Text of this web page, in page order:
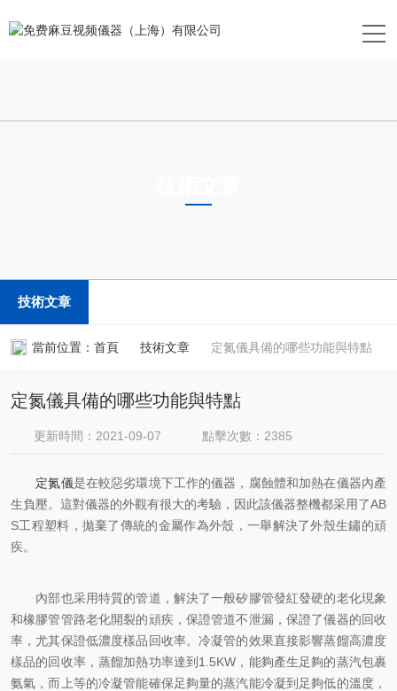
技術文章
當前位置： 首頁 技術文章 定氮儀具備的哪些功能與特點
定氮儀具備的哪些功能與特點
更新時間：2021-09-07 點擊次數：2385
定氮儀是在較惡劣環境下工作的儀器，腐蝕體和加熱在儀器內產
生負壓。這對儀器的外觀有很大的考驗，因此該儀器整機都采用了AB
S工程塑料，拋棄了傳統的金屬作為外殼，一舉解決了外殼生鏽的頑
疾。
內部也采用特質的管道，解決了一般矽膠管發紅發硬的老化現象
和橡膠管管路老化開裂的頑疾，保證管道不泄漏，保證了儀器的回收
率，尤其保證低濃度樣品回收率。冷凝管的效果直接影響蒸餾高濃度
樣品的回收率，蒸餾加熱功率達到1.5KW，能夠產生足夠的蒸汽包裹
氨氣，而上等的冷凝管能確保足夠量的蒸汽能冷凝到足夠低的溫度，